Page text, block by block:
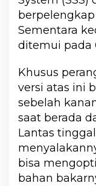
Sementara
ditemui pada
Khusus
versi atas ini
sebelah
saat berada
Lantas
bisa
bahan